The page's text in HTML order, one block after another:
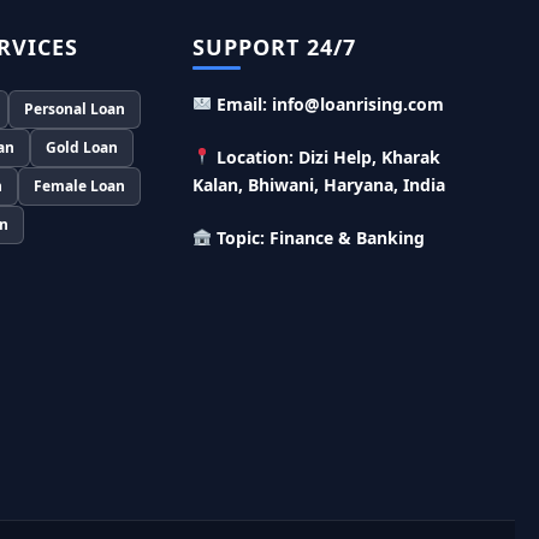
लिए ले सकते है पुरे 9 लाख तक का लोन, मिलती है तगड़ी
सब्सिडी
PM Dhan Dhanya Kirshi Loan Scheme: अब
किसान साथी PM धन धान्य कृषि लोन योजना से ले सकते है
Personal Loan
Gold Loan
Female Loan
SUPPORT 24/7
Email: info@loanrising.com
Location: Dizi Help, Kharak
Kalan, Bhiwani, Haryana, India
Topic: Finance & Banking